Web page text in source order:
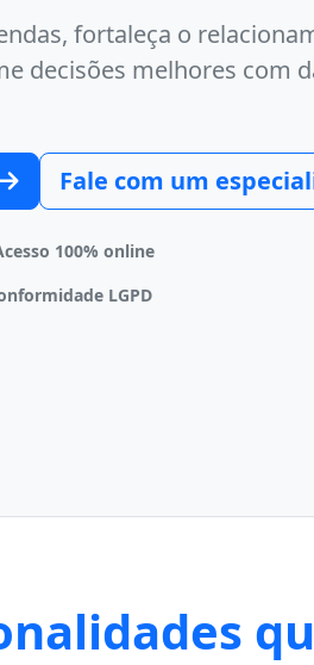
fortaleça o
decisões melhores com
Fale com um
100% online
LGPD